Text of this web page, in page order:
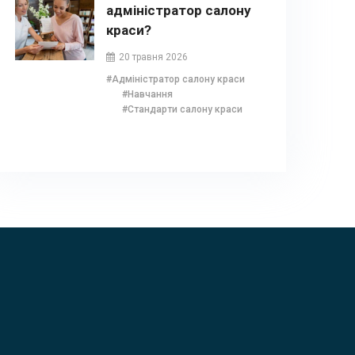
адміністратор салону
краси?
20 травня 2026
#Адміністратор салону краси
#Навчання
#Стандарти салону краси